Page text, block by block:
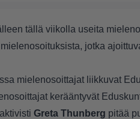
tällä viikolla useita
jotka
mielenosoittajat liikkuvat
kerääntyvät
Greta Thunberg pitää